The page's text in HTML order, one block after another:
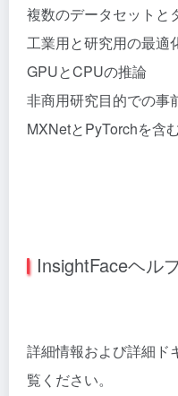
複数のデータセットと
工業用と研究用の最適
GPUとCPUの推論
非商用研究目的での事
MXNetとPyTorchを含
InsightFaceヘル
詳細情報および詳細ド
覧ください。